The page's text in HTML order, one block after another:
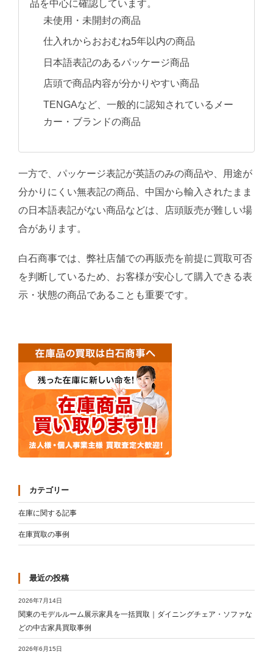
品を中心に確認しています。
未使用・未開封の商品
仕入れからおおむね5年以内の商品
日本語表記のあるパッケージ商品
店頭で商品内容が分かりやすい商品
TENGAなど、一般的に認知されているメー
カー・ブランドの商品
一方で、パッケージ表記が英語のみの商品や、用途が
分かりにくい無表記の商品、中国から輸入されたまま
の日本語表記がない商品などは、店頭販売が難しい場
合があります。
白石商事では、弊社店舗での再販売を前提に買取可否
を判断しているため、お客様が安心して購入できる表
示・状態の商品であることも重要です。
カテゴリー
在庫に関する記事
在庫買取の事例
最近の投稿
関東のモデルルーム展示家具を一括買取｜ダイニングチェア・ソファな
どの中古家具買取事例
2026年7月14日
2026年6月15日